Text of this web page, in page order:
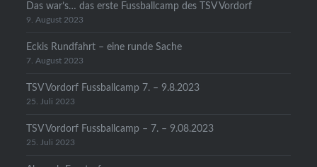
Das war’s… das erste Fussballcamp des TSV Vordorf
9. August 2023
Eckis Rundfahrt – eine runde Sache
7. August 2023
TSV Vordorf Fussballcamp 7. – 9.8.2023
25. Juli 2023
TSV Vordorf Fussballcamp – 7. – 9.08.2023
25. Juli 2023